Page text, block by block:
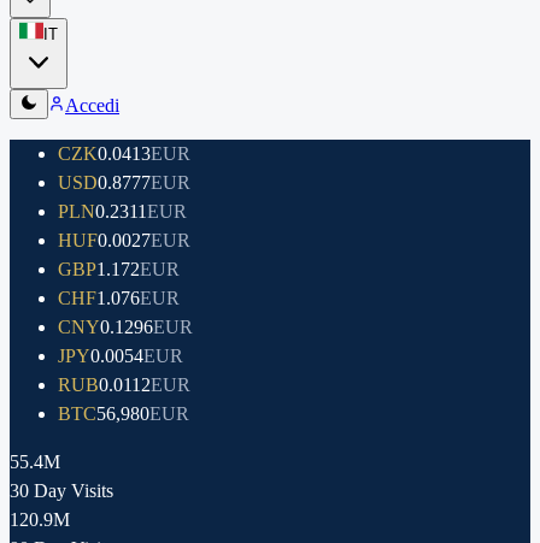
IT
Accedi
CZK0.0413EUR
USD0.8777EUR
PLN0.2311EUR
HUF0.0027EUR
GBP1.172EUR
CHF1.076EUR
CNY0.1296EUR
JPY0.0054EUR
RUB0.0112EUR
BTC56,980EUR
55.4M
30 Day Visits
120.9M